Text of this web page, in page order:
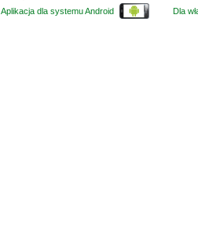
Aplikacja dla systemu Android Dla